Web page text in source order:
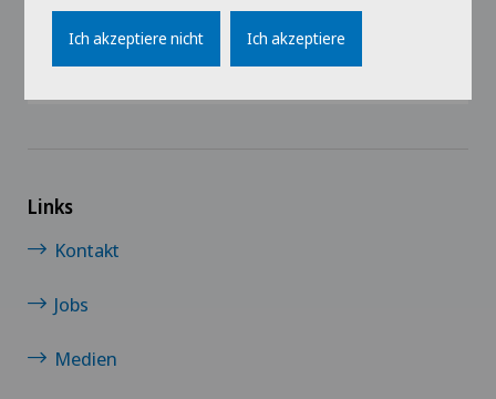
Links
Kontakt
Jobs
Medien
Ich akzeptiere nicht Ich akzeptiere